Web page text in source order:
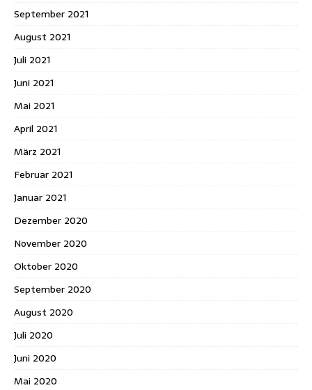
September 2021
August 2021
Juli 2021
Juni 2021
Mai 2021
April 2021
März 2021
Februar 2021
Januar 2021
Dezember 2020
November 2020
Oktober 2020
September 2020
August 2020
Juli 2020
Juni 2020
Mai 2020